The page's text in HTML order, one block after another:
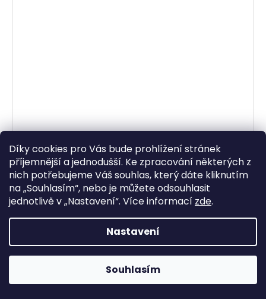
Díky cookies pro Vás bude prohlížení stránek
příjemnější a jednodušší. Ke zpracování některých z
nich potřebujeme Váš souhlas, který dáte kliknutím
na „Souhlasím“, nebo je můžete odsouhlasit
jednotlivě v „Nastavení“. Více informací zde.
Nastavení
Souhlasím
ocelová rozeta pro sekundární řetězy typu 525,
SUNSTAR (43 zubů)
Skladem
541,32 Kč bez DPH
655 Kč
DO KOŠÍKU